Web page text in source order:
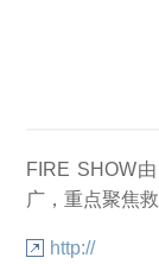
FIRE SHOW
广，重点聚焦
http://